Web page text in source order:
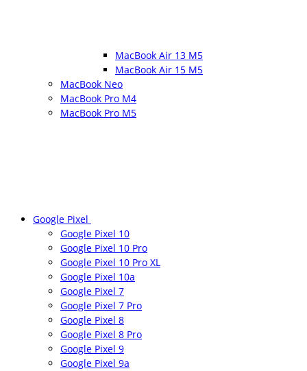
MacBook Air 13 M5
MacBook Air 15 M5
MacBook Neo
MacBook Pro M4
MacBook Pro M5
Google Pixel
Google Pixel 10
Google Pixel 10 Pro
Google Pixel 10 Pro XL
Google Pixel 10a
Google Pixel 7
Google Pixel 7 Pro
Google Pixel 8
Google Pixel 8 Pro
Google Pixel 9
Google Pixel 9a